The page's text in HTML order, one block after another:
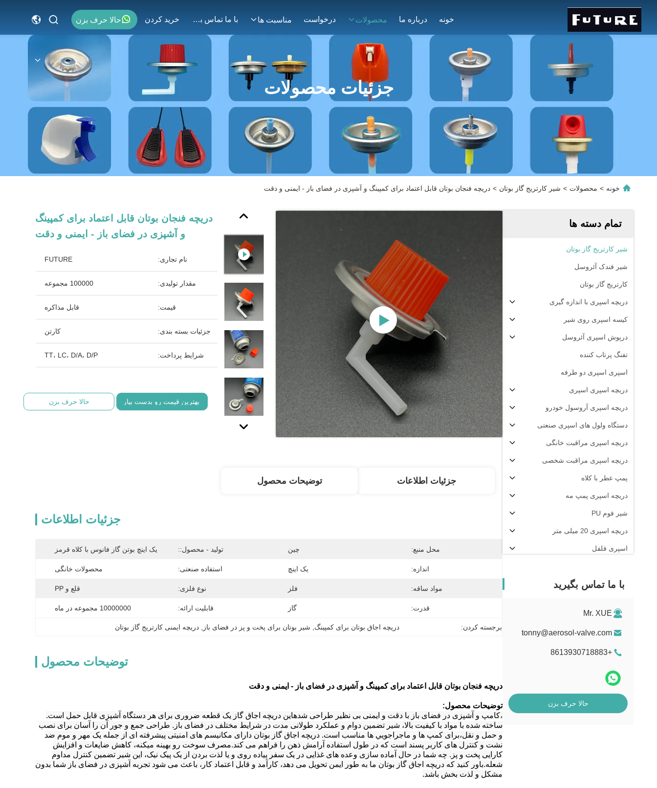
خونه درباره ما محصولات درخواست مناسبت ها با ما تماس بگیرید خريد كردن حالا حرف بزن
جزئیات محصولات
خونه > محصولات > شیر کارتریج گاز بوتان > دریچه فنجان بوتان قابل اعتماد برای کمپینگ و آشپزی در فضای باز - ایمنی و دقت
تمام دسته ها
شیر کارتریج گاز بوتان
شیر فندک آئروسل
کارتریج گاز بوتان
دریچه اسپری با اندازه گیری
کیسه اسپری روی شیر
درپوش اسپری آئروسل
تفنگ پرتاب کننده
اسپری اسپری دو طرفه
دریچه اسپری اسپری
دریچه اسپری آروسول خودرو
دستگاه ولول های اسپری صنعتی
دریچه اسپری مراقبت خانگی
دریچه اسپری مراقبت شخصی
پمپ عطر با کلاه
دریچه اسپری پمپ مه
شیر فوم PU
دریچه اسپری 20 میلی متر
اسپری فلفل
با ما تماس بگیرید
Mr. XUE
tonny@aerosol-valve.com
+8613930718883
حالا حرف بزن
دریچه فنجان بوتان قابل اعتماد برای کمپینگ
و آشپزی در فضای باز - ایمنی و دقت
نام تجاری: FUTURE
مقدار تولیدی: 100000 مجموعه
قیمت: قابل مذاکره
جزئیات بسته بندی: کارتن
شرایط پرداخت: TT، LC، D/A، D/P
بهترین قیمت رو بدست بیار حالا حرف بزن
جزئیات اطلاعات توضیحات محصول
جزئیات اطلاعات
محل منبع: چین تولید - محصول:: یک اینچ بوتن گاز فانوس با کلاه قرمز
اندازه: یک اینچ استفاده صنعتی: محصولات خانگی
مواد ساقه: فلز نوع فلزی: قلع و PP
قدرت: گاز قابلیت ارائه: 10000000 مجموعه در ماه
برجسته کردن: دریچه اجاق بوتان برای کمپینگ شیر بوتان برای پخت و پز در فضای باز , دریچه ایمنی کارتریج گاز بوتان
توضیحات محصول
دریچه فنجان بوتان قابل اعتماد برای کمپینگ و آشپزی در فضای باز - ایمنی و دقت
توضیحات محصول:
،کامپ و آشپزی در فضای باز با دقت و ایمنی بی نظیر طراحی شدهاین دریچه اجاق گاز یک قطعه ضروری برای هر دستگاه آشپزی قابل حمل است.
ساخته شده با مواد با کیفیت بالا، شیر تضمین دوام و عملکرد طولانی مدت در شرایط مختلف در فضای باز. طراحی جمع و جور آن را آسان برای نصب
و حمل و نقل،برای کمپ ها و ماجراجويي ها مناسب است. دریچه اجاق گاز بوتان دارای مکانیسم های امنیتی پیشرفته ای از جمله یک مهر و موم ضد
نشت و کنترل های کاربر پسند است که در طول استفاده آرامش ذهن را فراهم می کند.مصرف سوخت رو بهینه ميکنه، کاهش ضایعات و افزایش
کارایی پخت و پز. چه شما در حال آماده سازی وعده های غذایی در یک سفر پیاده روی و یا لذت بردن از یک پیک نیک، این شیر تضمین کنترل مداوم
شعله.باور کنید که دریچه اجاق گاز بوتان ما به طور ایمن تحویل می دهد، کارآمد و قابل اعتماد کار، باعث می شود تجربه آشپزی در فضای باز شما بدون
مشکل و لذت بخش باشد.